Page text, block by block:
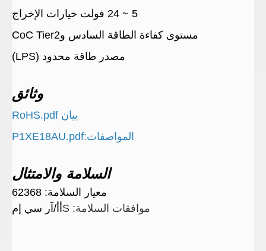
5 ~ 24 فولت خيارات الإخراج
مستوى كفاءة الطاقة السادس وCoC Tier2
مصدر طاقة محدود (LPS)
وثائق
بيان RoHS.pdf
المواصفات:P1XE18AU.pdf
السلامة والامتثال
معيار السلامة: 62368
موافقات السلامة: S
أأ/آر سي إم